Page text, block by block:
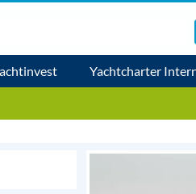
Yachtcharter